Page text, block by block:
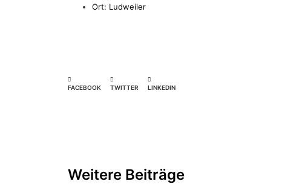
Ort: Ludweiler
FACEBOOK TWITTER LINKEDIN
Weitere Beiträge